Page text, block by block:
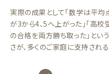
実際の成果として「数学は平
が3から4、5へ上がった」「高
の合格を両方勝ち取った」とい
さが、多くのご家庭に支持され